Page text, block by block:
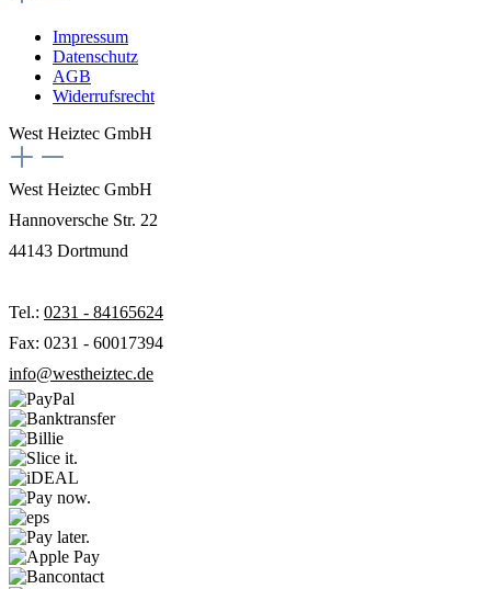
Impressum
Datenschutz
AGB
Widerrufsrecht
West Heiztec GmbH
West Heiztec GmbH
Hannoversche Str. 22
44143 Dortmund
Tel.: 0231 - 84165624
Fax: 0231 - 60017394
info@westheiztec.de